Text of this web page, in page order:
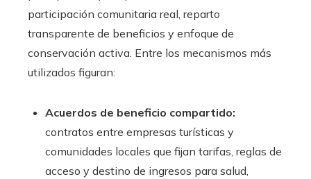
participación comunitaria real, reparto
transparente de beneficios y enfoque de
conservación activa. Entre los mecanismos más
utilizados figuran:
Acuerdos de beneficio compartido:
contratos entre empresas turísticas y
comunidades locales que fijan tarifas, reglas de
acceso y destino de ingresos para salud,